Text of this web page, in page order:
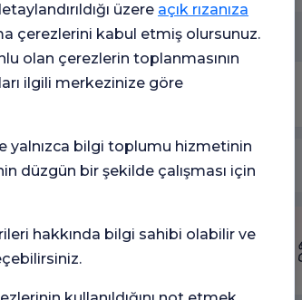
Çalıştığı Tıbbi Birimler
Genel Cerrahi
Memnuniyet
üzere açık rızanıza
çerezlerini kabul etmiş olursunuz.
olan çerezlerin toplanmasının
ilgili merkezinize göre
yalnızca bilgi toplumu hizmetinin
düzgün bir şekilde çalışması için
hakkında bilgi sahibi olabilir ve